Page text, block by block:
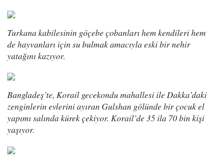
Turkana kabilesinin göçebe çobanları hem kendileri hem
de hayvanları için su bulmak amacıyla eski bir nehir
yatağını kazıyor.
Bangladeş’te, Korail gecekondu mahallesi ile Dakka’daki
zenginlerin evlerini ayıran Gulshan gölünde bir çocuk el
yapımı salında kürek çekiyor. Korail’de 35 ila 70 bin kişi
yaşıyor.